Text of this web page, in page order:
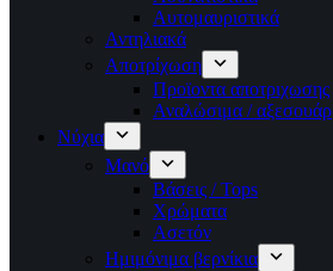
Αυτομαυριστικά
Αντηλιακά
Αποτρίχωση
Προϊοντα αποτριχωσης
Αναλώσιμα / αξεσουάρ
Νύχια
Μανό
Βάσεις / Tops
Χρώματα
Ασετόν
Ημιμόνιμα βερνίκια